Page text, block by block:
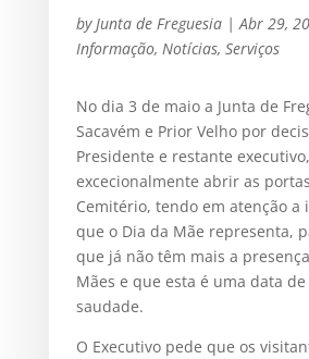
by Junta de Freguesia| Abr 29,
Informação, Notícias, Serviços
No dia 3 de maio a Junta de
Sacavém e Prior Velho por
Presidente e restante
excecionalmente abrir as
Cemitério, tendo em atenção a
que o Dia da Mãe representa,
que já não têm mais a
Mães e que esta é uma data
saudade.
O Executivo pede que os